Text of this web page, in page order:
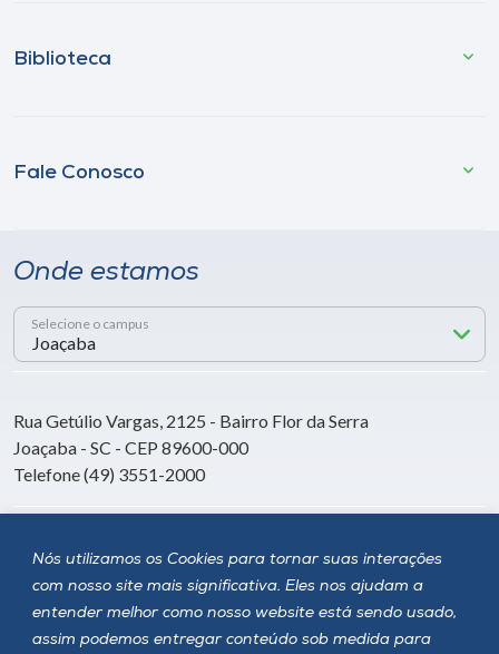
Nós utilizamos os Cookies para tornar suas interações
com nosso site mais significativa. Eles nos ajudam a
entender melhor como nosso website está sendo usado,
assim podemos entregar conteúdo sob medida para
Biblioteca
Fale Conosco
Onde estamos
Selecione o campus
Rua Getúlio Vargas, 2125 - Bairro Flor da Serra
Joaçaba - SC - CEP 89600-000
Telefone (49) 3551-2000
Siga a Unoesc